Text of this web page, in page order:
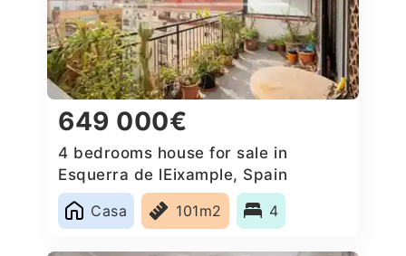
649 000€
4 bedrooms house for sale in
Esquerra de lEixample, Spain
Casa
101m2 4